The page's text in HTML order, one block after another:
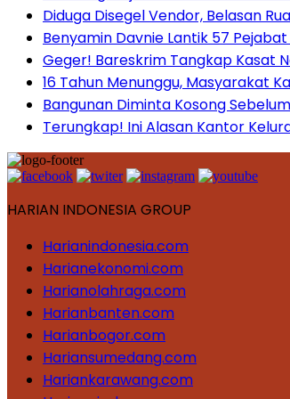
Diduga Disegel Vendor, Belasan
Benyamin Davnie Lantik 57
Geger! Bareskrim Tangkap Kasat
16 Tahun Menunggu, Masyarakat
Bangunan Diminta Kosong
Terungkap! Ini Alasan Kantor
HARIAN INDONESIA GROUP
Harianindonesia.com
Harianekonomi.com
Harianolahraga.com
Harianbanten.com
Harianbogor.com
Hariansumedang.com
Hariankarawang.com